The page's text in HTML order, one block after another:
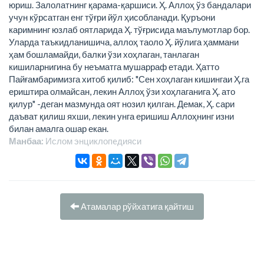
юриш. Залолатнинг қарама-қаршиси. Ҳ. Аллоҳ ўз бандалари
учун кўрсатган енг тўғри йўл ҳисобланади. Қуръони
каримнинг юзлаб оятларида Ҳ. тўғрисида маълумотлар бор.
Уларда таъкидланишича, аллоҳ таоло Ҳ. йўлига ҳаммани
ҳам бошламайди, балки ўзи хоҳлаган, танлаган
кишиларнигина бу неъматга мушарраф етади. Ҳатто
Пайғамбаримизга хитоб қилиб: "Сен хоҳлаган кишингаи Ҳ.га
ериштира олмайсан, лекин Аллоҳ ўзи хоҳлаганига Ҳ. ато
қилур" -деган мазмунда оят нозил қилган. Демак, Ҳ. сари
даъват қилиш яхши, лекин унга еришиш Аллоҳнинг изни
билан амалга ошар екан.
Манбаа: Ислом энциклопeдияси
Атамалар рўйхатига қайтиш